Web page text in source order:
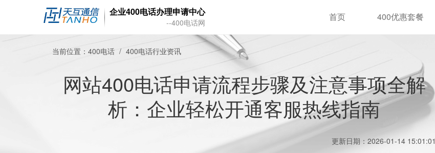
企业400电话办理申请中心
--400电话网 首页 400优惠套餐
当前位置： 400电话 400电话行业资讯
网站400电话申请流程步骤及注意事项全解
析：企业轻松开通客服热线指南
更新日期：2026-01-14 15:01:01